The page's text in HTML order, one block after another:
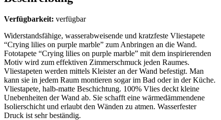
Verfügbarkeit: verfügbar
Widerstandsfähige, wasserabweisende und kratzfeste Vliestapete
“Crying lilies on purple marble” zum Anbringen an die Wand.
Fototapete “Crying lilies on purple marble” mit dem inspirierenden
Motiv wird zum effektiven Zimmerschmuck jeden Raumes.
Vliestapeten werden mittels Kleister an der Wand befestigt. Man
kann sie in jedem Raum montieren sogar im Bad oder in der Küche.
Vliestapete, halb-matte Beschichtung. 100% Vlies deckt kleine
Unebenheiten der Wand ab. Sie schafft eine wärmedämmendene
Isolierschicht und erlaubt den Wänden zu atmen. Wasserfester
Druck ist sehr beständig.